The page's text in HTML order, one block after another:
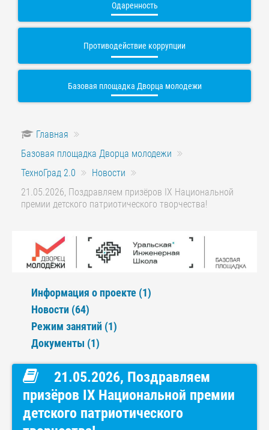
Одаренность
Противодействие коррупции
Базовая площадка Дворца молодежи
Главная
Базовая площадка Дворца молодежи
ТехноГрад 2.0
Новости
21.05.2026, Поздравляем призёров IX Национальной
премии детского патриотического творчества!
Информация о проекте (1)
Новости (64)
Режим занятий (1)
Документы (1)
21.05.2026, Поздравляем
призёров IX Национальной премии
детского патриотического